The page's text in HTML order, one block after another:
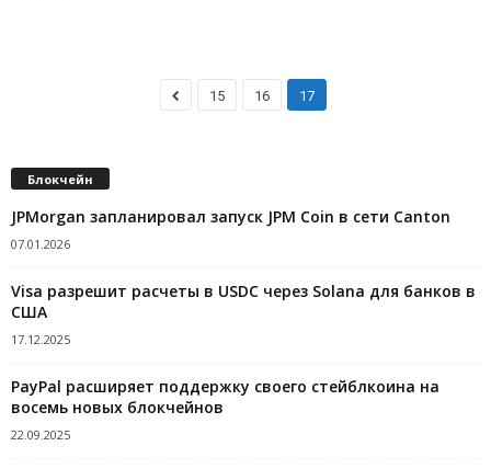
15 16 17
Блокчейн
JPMorgan запланировал запуск JPM Coin в сети Canton
07.01.2026
Visa разрешит расчеты в USDC через Solana для банков в
США
17.12.2025
PayPal расширяет поддержку своего стейблкоина на
восемь новых блокчейнов
22.09.2025